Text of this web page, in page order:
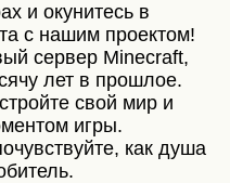
и окунитесь в
с нашим проектом!
сервер Minecraft,
лет в прошлое.
свой мир и
игры.
как душа